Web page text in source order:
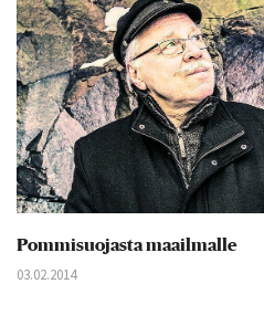
Pommisuojasta maailmalle
03.02.2014